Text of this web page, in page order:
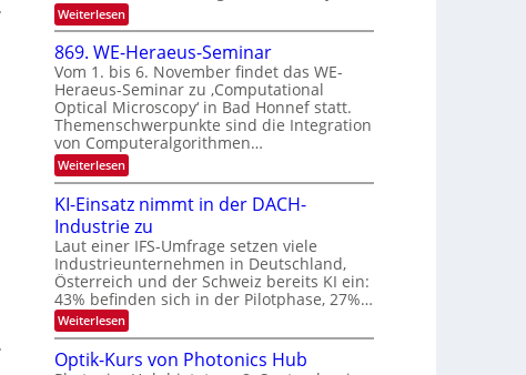
2
0
2
6
i
k
-
u
n
d
B
i
l
d
v
e
r
a
r
b
I
m
i
t
d
e
n
k
t
Weiterlesen:
E
x
o
s
e
n
s
m
e
l
d
e
t
s
t
a
r
k
e
s
W
a
c
869. WE-Heraeus-Seminar
Vom 1. bis 6. November findet das WE-
Heraeus-Seminar zu ‚Computational
Optical Microscopy‘ in Bad Honnef statt.
Themenschwerpunkte sind die Integration
von Computeralgorithmen…
Weiterlesen:
8
9
.
W
E
-
H
e
r
a
u
KI-Einsatz nimmt in der DACH-
Industrie zu
Laut einer IFS-Umfrage setzen viele
Industrieunternehmen in Deutschland,
Österreich und der Schweiz bereits KI ein:
43% befinden sich in der Pilotphase, 27%…
Weiterlesen:
K
-
Optik-Kurs von Photonics Hub